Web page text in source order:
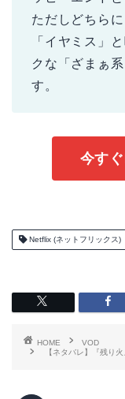
ただしどちら
「イヤミス」
クな「ざまぁ
す。
今す
Netflix (ネットフリックス)
HOME
VOD
【ネタバレ】『残り